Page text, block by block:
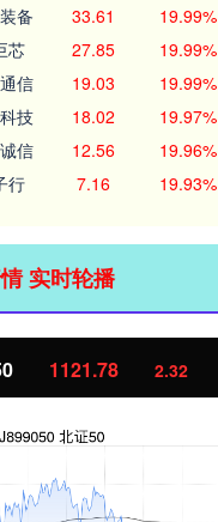
备 33.61 19.99%
芯 27.85 19.99%
信 19.03 19.99%
技 18.02 19.97%
信 12.56 19.96%
行 7.16 19.93%
实时轮播
1122.20 2.74